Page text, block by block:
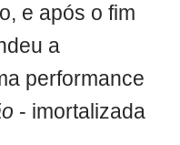
e após o fim
a
performance
- imortalizada